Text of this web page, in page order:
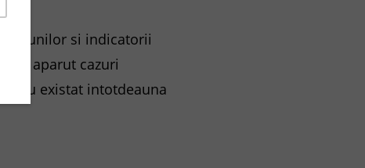
actiunilor si indicatorii
au aparut cazuri
au existat intotdeauna